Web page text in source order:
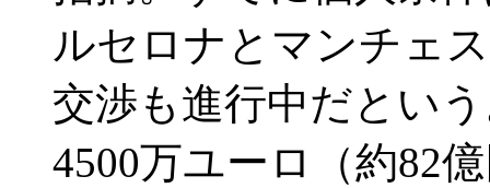
ルセロナとマンチェ
交渉も進行中だとい
4500万ユーロ（約82